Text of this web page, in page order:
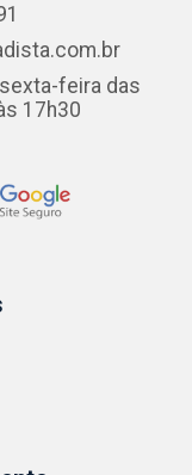
feira das
17h30